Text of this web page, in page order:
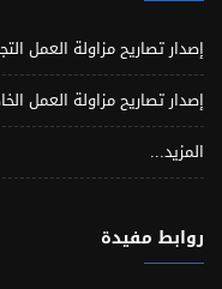
إصدار تصاريح مزاولة العمل
إصدار تصاريح مزاولة العمل
المزيد...
روابط مفيدة